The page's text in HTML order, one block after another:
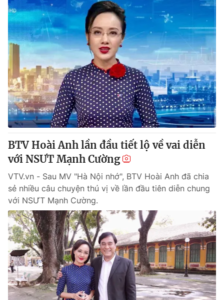
VTV Money VTV Thể thao
VTV Sức khoẻ Bất động sản
Thị trường 24h Tấm lòng Việt
VTV4 Vươn mình bằng AI
VTV9 VTV8
Liên hệ tòa soạn English
THỜI BÁO VTV
Theo dõi báo trên
Cơ quan chủ quản:Đài Truyền hình Việt Nam
BTV Hoài Anh lần đầu tiết lộ về vai diễn
với NSƯT Mạnh Cường
VTV.vn - Sau MV "Hà Nội nhớ", BTV Hoài Anh đã chia
sẻ nhiều câu chuyện thú vị về lần đầu tiên diễn chung
với NSƯT Mạnh Cường.